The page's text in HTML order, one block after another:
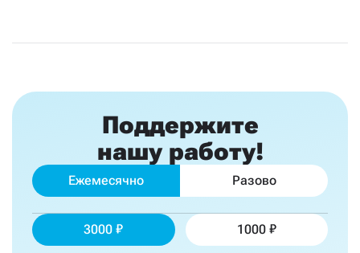
Поддержите
нашу работу!
Ежемесячно Разово
3000 1000